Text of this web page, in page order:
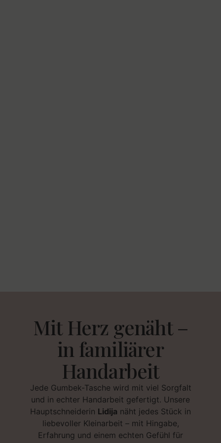
Mit Herz genäht –
in familiärer
Handarbeit
Jede Gumbek-Tasche wird mit viel Sorgfalt
und in echter Handarbeit gefertigt. Unsere
Hauptschneiderin Lidija näht jedes Stück in
liebevoller Kleinarbeit – mit Hingabe,
Erfahrung und einem echten Gefühl für